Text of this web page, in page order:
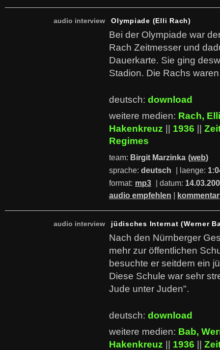
audio interview Olympiade (Elli Rach)
Bei der Olympiade war
Rach Zeitmesser und
Dauerkarte. Sie ging
Stadion. Die Rachs
deutsch: download
weitere medien: Rach, Elli
Hakenkreuz
1936
Regimes
team: Birgit Marzinka (web)
sprache: deutsch | laenge:
format: mp3 | datum:
audio empfehlen
kommentar
audio interview jüdisches Internat (Werner
Nach den Nürnberger
mehr zur öffentlichen
besuchte er seitdem ein
Diese Schule war sehr
Jude unter Juden".
deutsch: download
weitere medien: Bab,
Hakenkreuz
1936